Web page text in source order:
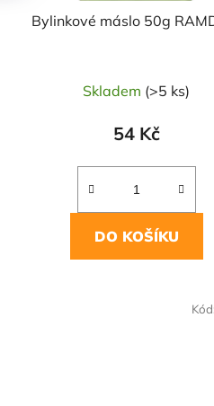
Bylinkové máslo 50g
Skladem (>5 ks)
54 Kč
DO KOŠÍKU
Kód: